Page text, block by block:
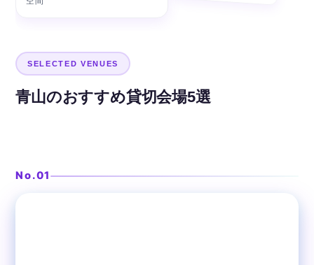
SELECTED VENUES
青山のおすすめ貸切会場5選
No.01
ever